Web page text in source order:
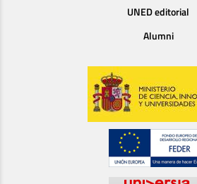
UNED editorial
Alumni